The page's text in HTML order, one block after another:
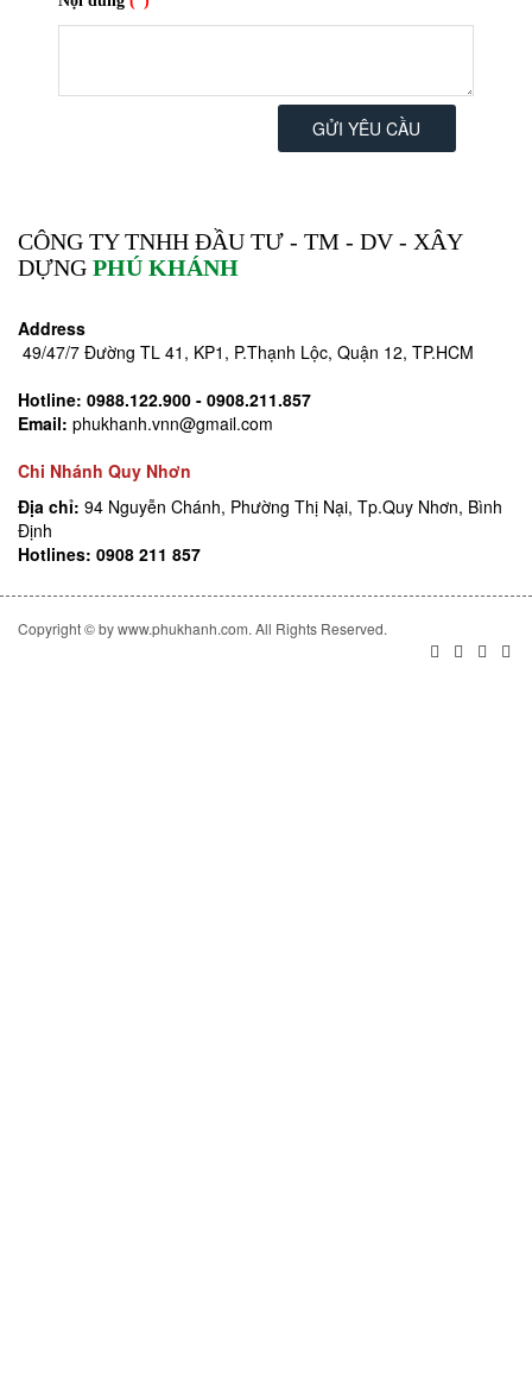
GỬI YÊU CẦU
CÔNG TY TNHH ĐẦU TƯ - TM - DV - XÂY
DỰNG PHÚ KHÁNH
Address
49/47/7 Đường TL 41, KP1, P.Thạnh Lộc, Quận 12, TP.HCM
Hotline: 0988.122.900 - 0908.211.857
Email: phukhanh.vnn@gmail.com
Chi Nhánh Quy Nhơn
Địa chỉ: 94 Nguyễn Chánh, Phường Thị Nại, Tp.Quy Nhơn, Bình
Định
Hotlines: 0908 211 857
Copyright © by www.phukhanh.com. All Rights Reserved.